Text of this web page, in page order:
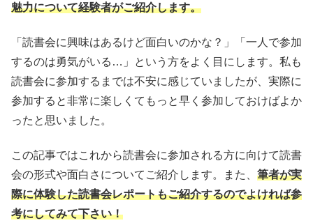
魅力について経験者がご紹介します。
「読書会に興味はあるけど面白いのかな？」「一人で参加
するのは勇気がいる…」という方をよく目にします。私も
読書会に参加するまでは不安に感じていましたが、実際に
参加すると非常に楽しくてもっと早く参加しておけばよか
ったと思いました。
この記事ではこれから読書会に参加される方に向けて読書
会の形式や面白さについてご紹介します。また、 筆者が実
際に体験した読書会レポートもご紹介するのでよければ参
考にしてみて下さい！